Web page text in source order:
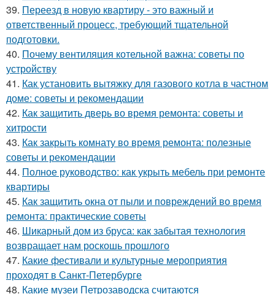
39. Переезд в новую квартиру - это важный и
ответственный процесс, требующий тщательной
подготовки.
40. Почему вентиляция котельной важна: советы по
устройству
41. Как установить вытяжку для газового котла в частном
доме: советы и рекомендации
42. Как защитить дверь во время ремонта: советы и
хитрости
43. Как закрыть комнату во время ремонта: полезные
советы и рекомендации
44. Полное руководство: как укрыть мебель при ремонте
квартиры
45. Как защитить окна от пыли и повреждений во время
ремонта: практические советы
46. Шикарный дом из бруса: как забытая технология
возвращает нам роскошь прошлого
47. Какие фестивали и культурные мероприятия
проходят в Санкт-Петербурге
48. Какие музеи Петрозаводска считаются